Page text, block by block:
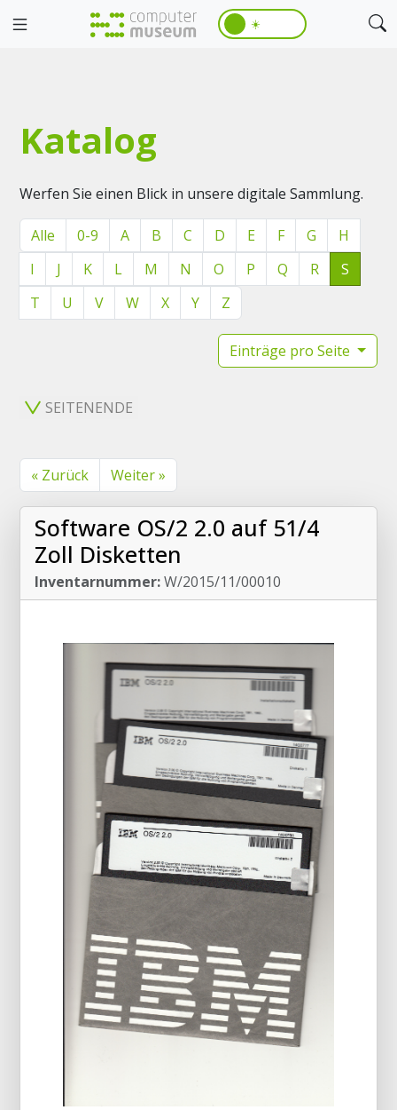
☀️
Katalog
Werfen Sie einen Blick in unsere digitale Sammlung.
Alle 0-9 A B C D E F G
H
I
J K L M N O P Q R
S
T
U V W X Y Z
Einträge pro Seite
SEITENENDE
« Zurück Weiter »
Software OS/2 2.0 auf 51/4
Zoll Disketten
Inventarnummer:W/2015/11/00010